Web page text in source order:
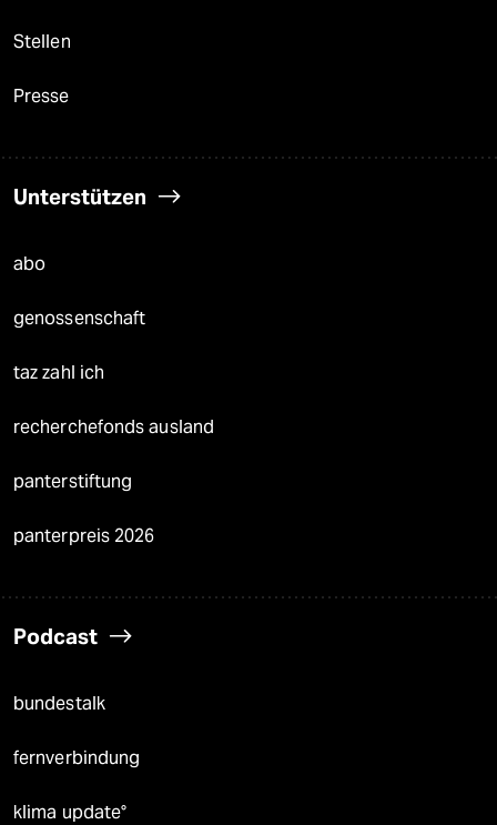
Stellen
Presse
Unterstützen
abo
genossenschaft
taz zahl ich
recherchefonds ausland
panterstiftung
panterpreis 2026
Podcast
bundestalk
fernverbindung
klima update°